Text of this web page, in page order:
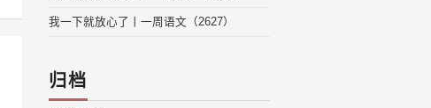
我一下就放心了丨一周语文（2627）
归档